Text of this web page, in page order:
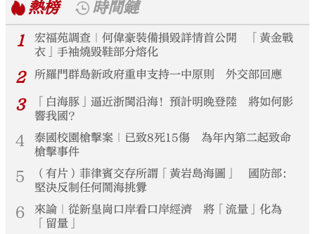
熱榜
時間鏈
1
宏福苑調查｜何偉豪裝備損毀詳情首公開 「黃金戰
衣」手袖燒毀鞋部分熔化
2 所羅門群島新政府重申支持一中原則 外交部回應
3
「白海豚」逼近浙閩沿海！預計明晚登陸 將如何影
響我國？
4
泰國校園槍擊案｜已致8死15傷 為年內第二起致命
槍擊事件
5
（有片）菲律賓交存所謂「黃岩島海圖」 國防部：
堅決反制任何鬧海挑釁
6
來論｜從新皇崗口岸看口岸經濟 將「流量」化為
「留量」